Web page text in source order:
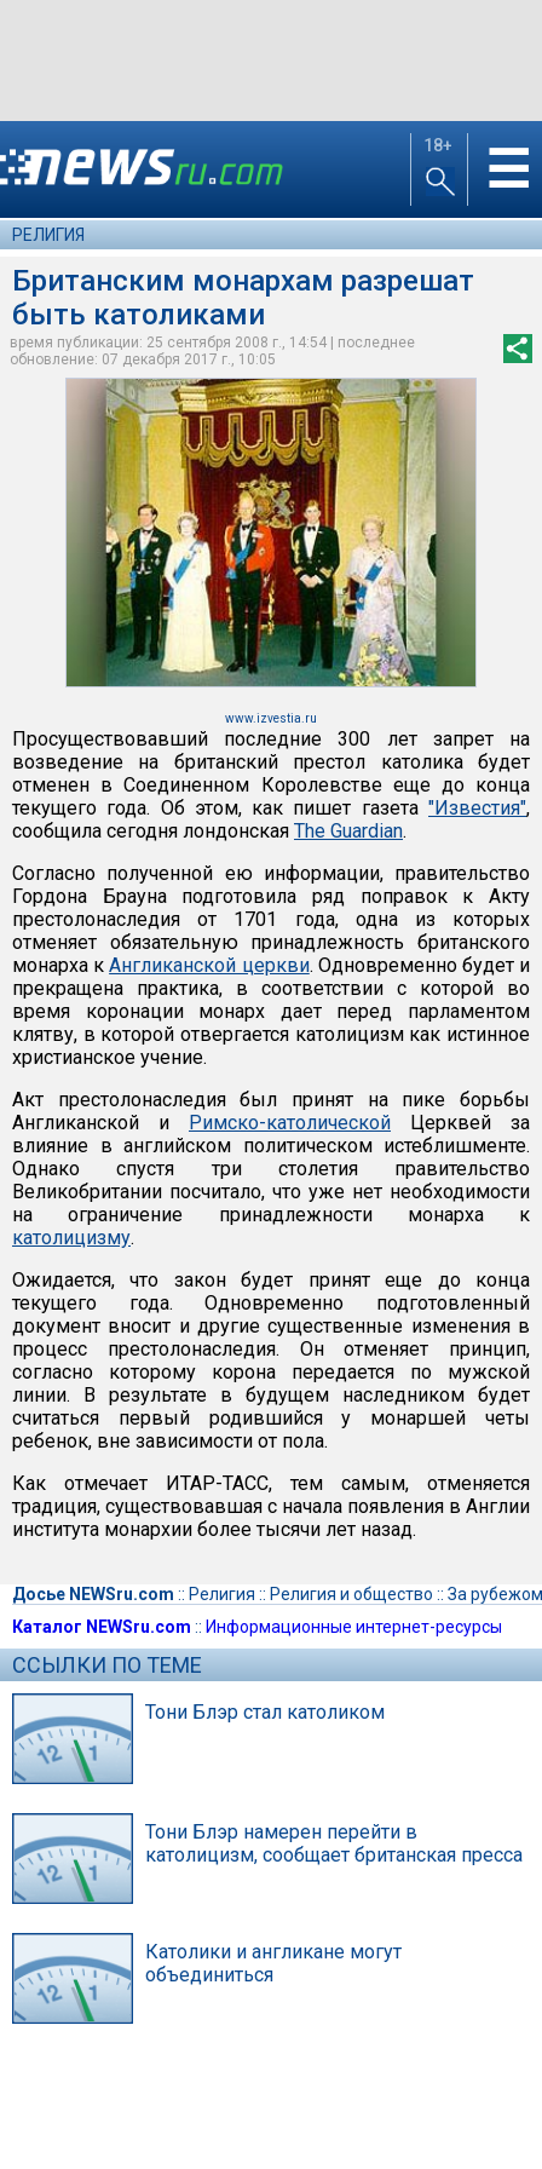
18+ ☰
РЕЛИГИЯ
Британским монархам разрешат
быть католиками
время публикации: 25 сентября 2008 г., 14:54 | последнее
обновление: 07 декабря 2017 г., 10:05
www.izvestia.ru
Просуществовавший последние 300 лет запрет на
возведение на британский престол католика будет
отменен в Соединенном Королевстве еще до конца
текущего года. Об этом, как пишет газета "Известия",
сообщила сегодня лондонская The Guardian.
Согласно полученной ею информации, правительство
Гордона Брауна подготовила ряд поправок к Акту
престолонаследия от 1701 года, одна из которых
отменяет обязательную принадлежность британского
монарха кАнгликанской церкви. Одновременно будет и
прекращена практика, в соответствии с которой во
время коронации монарх дает перед парламентом
клятву, в которой отвергается католицизм как истинное
христианское учение.
Акт престолонаследия был принят на пике борьбы
Англиканской и Римско-католической Церквей за
влияние в английском политическом истеблишменте.
Однако спустя три столетия правительство
Великобритании посчитало, что уже нет необходимости
на ограничение принадлежности монарха к
католицизму.
Ожидается, что закон будет принят еще до конца
текущего года. Одновременно подготовленный
документ вносит и другие существенные изменения в
процесс престолонаследия. Он отменяет принцип,
согласно которому корона передается по мужской
линии. В результате в будущем наследником будет
считаться первый родившийся у монаршей четы
ребенок, вне зависимости от пола.
Как отмечает ИТАР-ТАСС, тем самым, отменяется
традиция, существовавшая с начала появления в Англии
института монархии более тысячи лет назад.
Досье NEWSru.com :: Религия :: Религия и общество :: За рубежом
Каталог NEWSru.com :: Информационные интернет-ресурсы
ССЫЛКИ ПО ТЕМЕ
Тони Блэр стал католиком
Тони Блэр намерен перейти в
католицизм, сообщает британская пресса
Католики и англикане могут
объединиться